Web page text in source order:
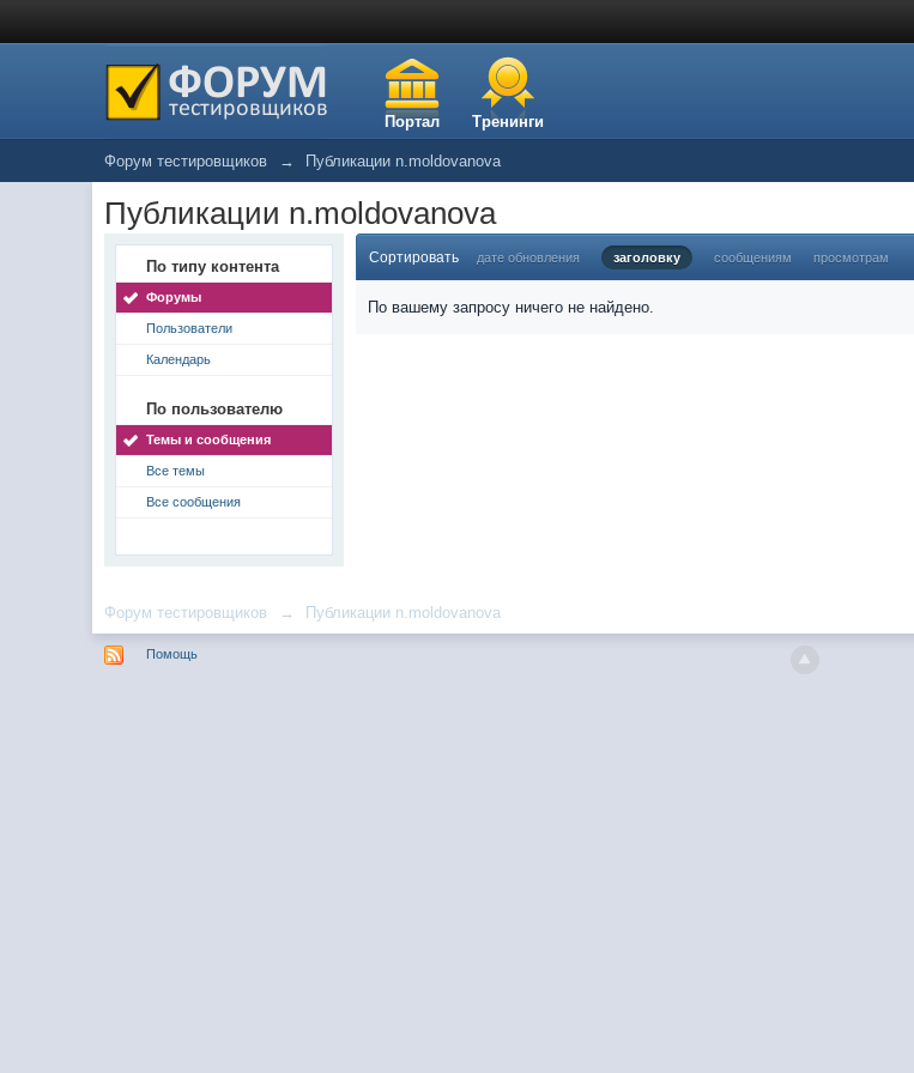
Портал Тренинги
Форум тестировщиков → Публикации n.moldovanova
Публикации n.moldovanova
По типу контента
Форумы
Пользователи
Календарь
По пользователю
Темы и сообщения
Все темы
Все сообщения
Сортировать дате обновления заголовку сообщениям просмотрам
По вашему запросу ничего не найдено.
Форум тестировщиков → Публикации n.moldovanova
Помощь